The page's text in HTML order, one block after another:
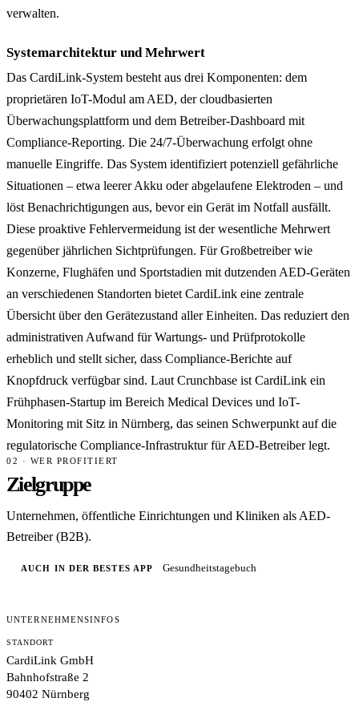
verwalten.
Systemarchitektur und Mehrwert
Das CardiLink-System besteht aus drei Komponenten: dem
proprietären IoT-Modul am AED, der cloudbasierten
Überwachungsplattform und dem Betreiber-Dashboard mit
Compliance-Reporting. Die 24/7-Überwachung erfolgt ohne
manuelle Eingriffe. Das System identifiziert potenziell gefährliche
Situationen – etwa leerer Akku oder abgelaufene Elektroden – und
löst Benachrichtigungen aus, bevor ein Gerät im Notfall ausfällt.
Diese proaktive Fehlervermeidung ist der wesentliche Mehrwert
gegenüber jährlichen Sichtprüfungen. Für Großbetreiber wie
Konzerne, Flughäfen und Sportstadien mit dutzenden AED-Geräten
an verschiedenen Standorten bietet CardiLink eine zentrale
Übersicht über den Gerätezustand aller Einheiten. Das reduziert den
administrativen Aufwand für Wartungs- und Prüfprotokolle
erheblich und stellt sicher, dass Compliance-Berichte auf
Knopfdruck verfügbar sind. Laut Crunchbase ist CardiLink ein
Frühphasen-Startup im Bereich Medical Devices und IoT-
Monitoring mit Sitz in Nürnberg, das seinen Schwerpunkt auf die
regulatorische Compliance-Infrastruktur für AED-Betreiber legt.
02 · WER PROFITIERT
Zielgruppe
Unternehmen, öffentliche Einrichtungen und Kliniken als AED-
Betreiber (B2B).
AUCH IN DER BESTES APP Gesundheitstagebuch
UNTERNEHMENSINFOS
STANDORT
CardiLink GmbH
Bahnhofstraße 2
90402 Nürnberg